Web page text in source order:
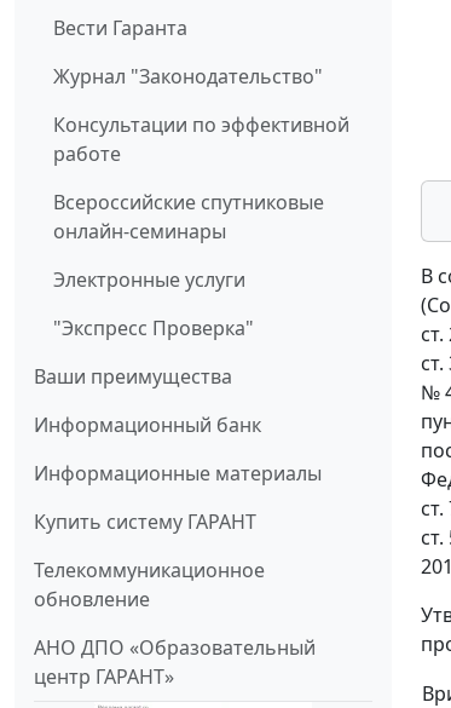
Вести Гаранта
Журнал "Законодательство"
Консультации по эффективной
работе
Всероссийские спутниковые
онлайн-семинары
Электронные услуги
"Экспресс Проверка"
Ваши преимущества
Информационный банк
Информационные материалы
Купить систему ГАРАНТ
Телекоммуникационное
обновление
АНО ДПО «Образовательный
центр ГАРАНТ»
В
№